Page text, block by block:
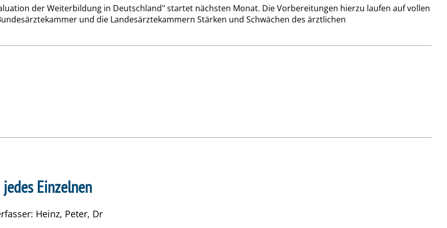
der Weiterbildung in Deutschland" startet nächsten Monat. Die Vorbereitungen hierzu laufen auf vollen
und die Landesärztekammern Stärken und Schwächen des ärztlichen
Einzelnen
Heinz, Peter, Dr